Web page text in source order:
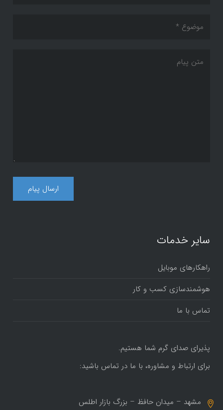
سایر خدمات
راهکارهای موبایل
هوشمندسازی کسب و کار
تماس با ما
پذیرای صدای گرم شما هستیم.
برای ارتباط و مشاوره، با ما در تماس باشید:
مشهد – میدان حافظ – بزرگ بازار اطلس